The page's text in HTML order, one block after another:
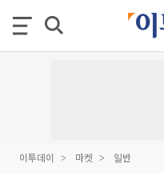
이투데이 마켓 일반